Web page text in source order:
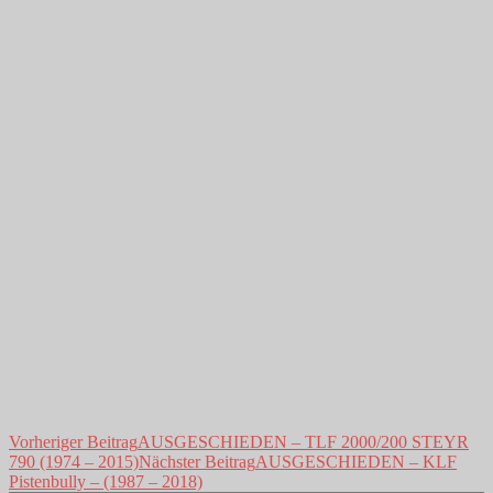
Beitragsnavigation
Vorheriger BeitragAUSGESCHIEDEN – TLF 2000/200 STEYR
790 (1974 – 2015)Nächster BeitragAUSGESCHIEDEN – KLF
Pistenbully – (1987 – 2018)